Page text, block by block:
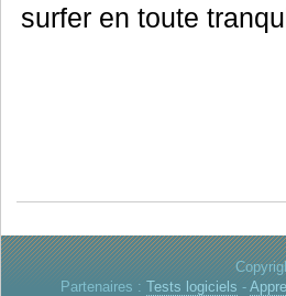
surfer en toute
Partenaires : Tests logiciels -